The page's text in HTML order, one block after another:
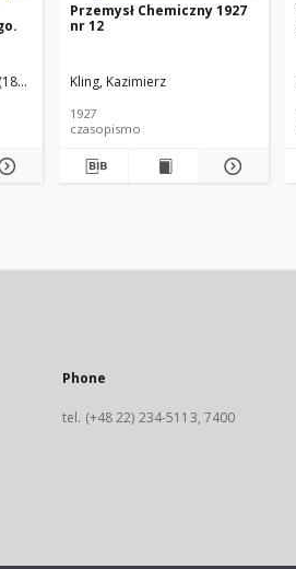
1966).
Przemysł Chemiczny 1927
nr 12
Kling, Kazimierz
1927
czasopismo
Phone
tel. (+48 22) 234-5113, 7400